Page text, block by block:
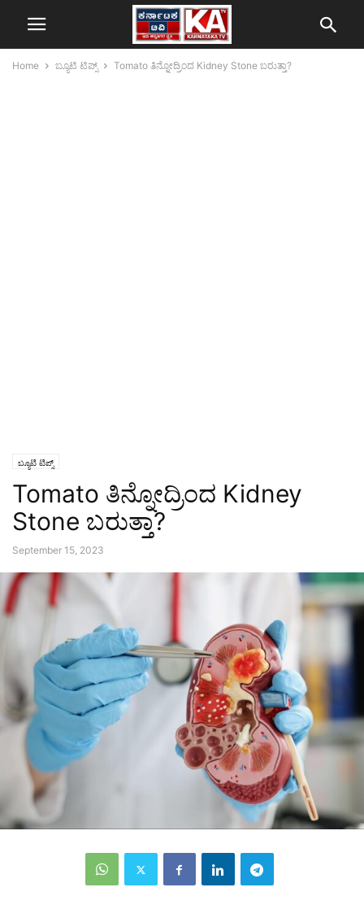
Home ಬ್ಯೂಟಿ ಟಿಪ್ಸ್ Tomato ತಿನ್ನೋದ್ರಿಂದ Kidney Stone ಬರುತ್ತಾ?
ಬ್ಯೂಟಿ ಟಿಪ್ಸ್
Tomato ತಿನ್ನೋದ್ರಿಂದ Kidney
Stone ಬರುತ್ತಾ?
September 15, 2023